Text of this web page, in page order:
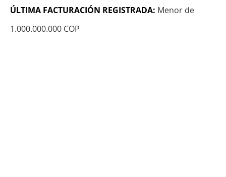
ÚLTIMA FACTURACIÓN REGISTRADA: Menor de
1.000.000.000 COP